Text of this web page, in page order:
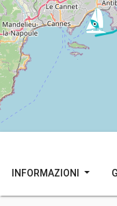
INFORMAZIONI